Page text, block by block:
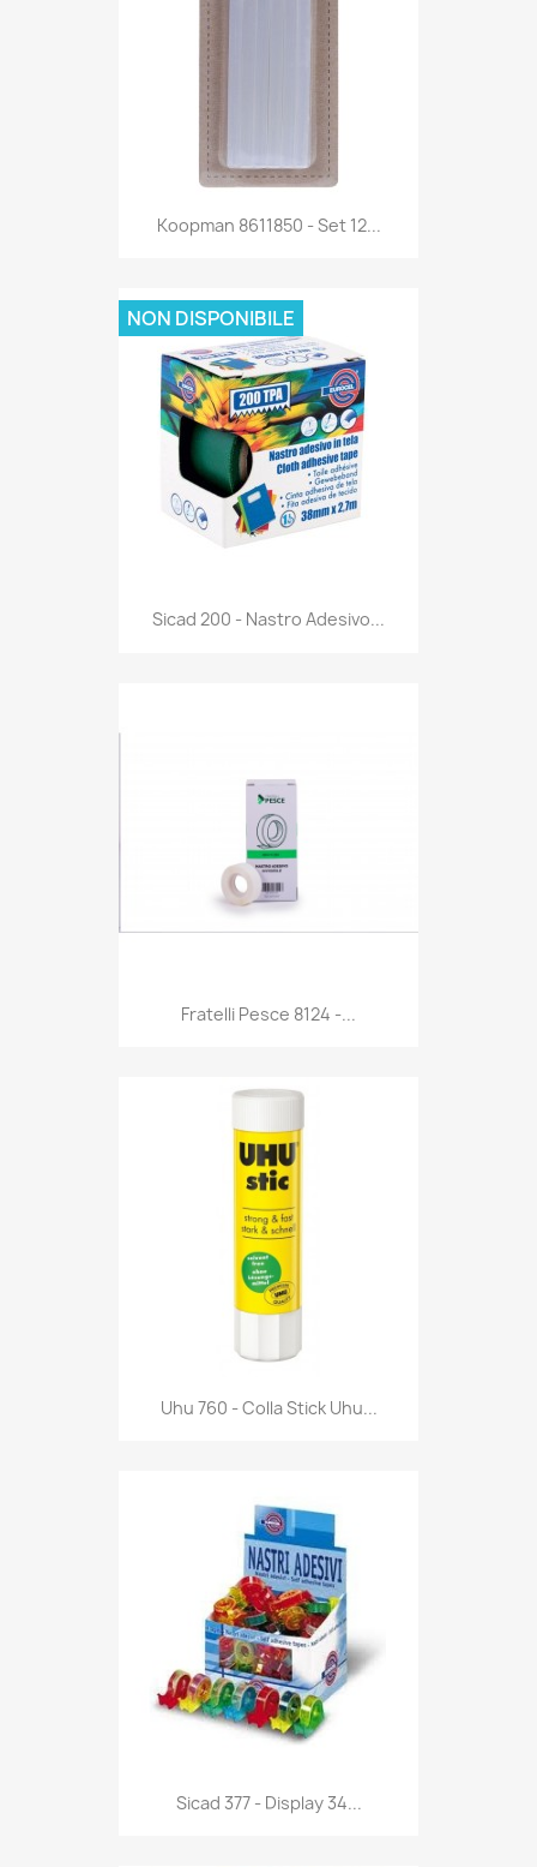
Anteprima
Koopman 8611850 - Set 12...
 Anteprima
Sicad 200 - Nastro Adesivo...
NON DISPONIBILE
Anteprima
Fratelli Pesce 8124 -...
 Anteprima
Uhu 760 - Colla Stick Uhu...
Anteprima
Sicad 377 - Display 34...